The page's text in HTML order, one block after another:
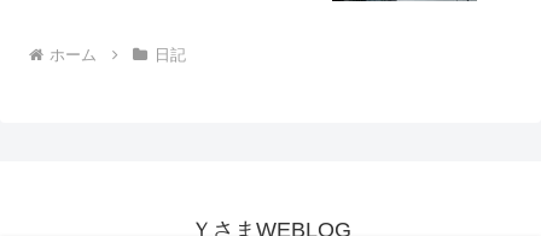
ホーム 日記
ＹさまWEBLOG